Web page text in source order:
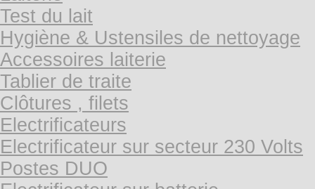
Test du lait
Hygiène & Ustensiles de nettoyage
Accessoires laiterie
Tablier de traite
Clôtures , filets
Electrificateurs
Electrificateur sur secteur 230 Volts
Postes DUO